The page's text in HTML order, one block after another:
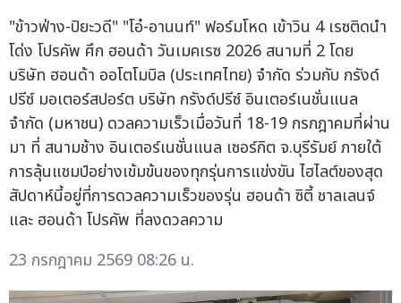
"ข้าวฟ่าง-ปิยะวดี" "โอ๋-อานนท์" ฟอร์มโหด เข้าวิน 4 เรซติดนำ
โด่ง โปรคัพ ศึก ฮอนด้า วันเมคเรซ 2026 สนามที่ 2 โดย
บริษัท ฮอนด้า ออโตโมบิล (ประเทศไทย) จำกัด ร่วมกับ กรังด์
ปรีซ์ มอเตอร์สปอร์ต บริษัท กรังด์ปรีซ์ อินเตอร์เนชั่นแนล
จำกัด (มหาชน) ดวลความเร็วเมื่อวันที่ 18-19 กรกฎาคมที่ผ่าน
มา ที่ สนามช้าง อินเตอร์เนชั่นแนล เซอร์กิต จ.บุรีรัมย์ ภายใต้
การลุ้นแชมป์อย่างเข้มข้นของทุกรุ่นการแข่งขัน ไฮไลต์ของสุด
สัปดาห์นี้อยู่ที่การดวลความเร็วของรุ่น ฮอนด้า ซิตี้ ชาลเลนจ์
และ ฮอนด้า โปรคัพ ที่ลงดวลความ
23 กรกฎาคม 2569 08:26 น.